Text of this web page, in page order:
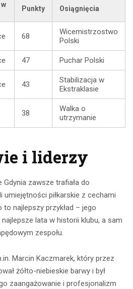
Punkty Osiągnięcia
68
Wicemistrzostwo
Polski
47 Puchar Polski
43
Stabilizacja w
Ekstraklasie
38
Walka o
utrzymanie
i liderzy
zawsze trafiała do
umiejętności piłkarskie z cechami
najlepszy przykład – jego
lata w historii klubu, a sam
zespołu.
Marcin Kaczmarek, który przez
żółto-niebieskie barwy i był
zaangażowanie i profesjonalizm